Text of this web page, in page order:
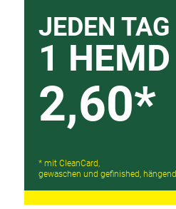
JEDEN TAG
1 HEMD
2,60*
* mit CleanCard,
gewaschen und gefinished, hängend